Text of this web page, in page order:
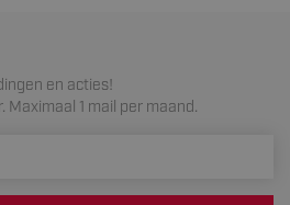
en acties!
Maximaal 1 mail per maand.